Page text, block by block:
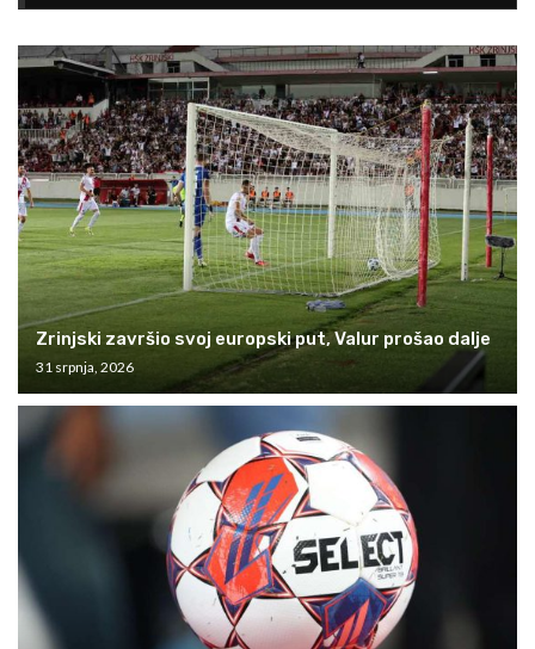
Zrinjski završio svoj europski put, Valur prošao dalje
31 srpnja, 2026